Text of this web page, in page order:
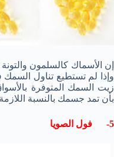
وإذا لم تستطيع تناول
زيت السمك المتوفرة
بأن تمد جسمك بالنسبة اللازمة
5- فول الصويا